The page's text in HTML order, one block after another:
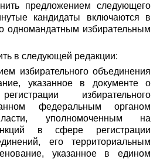
предложением следующего
кандидаты включаются в
одномандатным избирательным
в следующей редакции:
избирательного объединения
указанное в документе о
избирательного
федеральным органом
уполномоченным на
в сфере регистрации
его территориальным
указанное в едином